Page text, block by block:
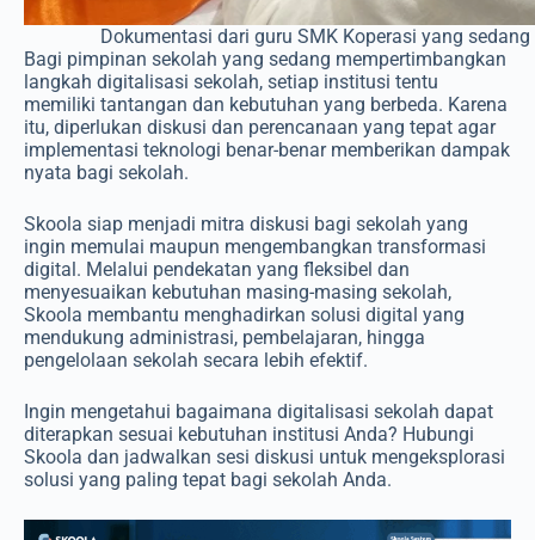
Dokumentasi dari guru SMK Koperasi yang
Bagi pimpinan sekolah yang sedang mempertimbangkan
langkah digitalisasi sekolah, setiap institusi tentu
memiliki tantangan dan kebutuhan yang berbeda. Karena
itu, diperlukan diskusi dan perencanaan yang tepat agar
implementasi teknologi benar-benar memberikan dampak
nyata bagi sekolah.
Skoola siap menjadi mitra diskusi bagi sekolah yang
ingin memulai maupun mengembangkan transformasi
digital. Melalui pendekatan yang fleksibel dan
menyesuaikan kebutuhan masing-masing sekolah,
Skoola membantu menghadirkan solusi digital yang
mendukung administrasi, pembelajaran, hingga
pengelolaan sekolah secara lebih efektif.
Ingin mengetahui bagaimana digitalisasi sekolah dapat
diterapkan sesuai kebutuhan institusi Anda? Hubungi
Skoola dan jadwalkan sesi diskusi untuk mengeksplorasi
solusi yang paling tepat bagi sekolah Anda.